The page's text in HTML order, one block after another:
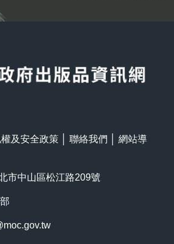
權及安全政策 聯絡我們
網站導
市中山區松江路209號